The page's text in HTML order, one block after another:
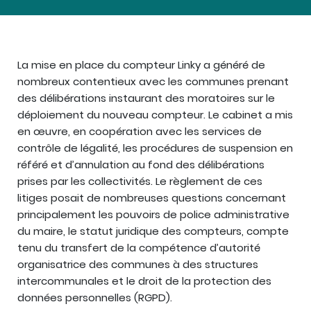
La mise en place du compteur Linky a généré de
nombreux contentieux avec les communes prenant
des délibérations instaurant des moratoires sur le
déploiement du nouveau compteur. Le cabinet a mis
en œuvre, en coopération avec les services de
contrôle de légalité, les procédures de suspension en
référé et d’annulation au fond des délibérations
prises par les collectivités. Le règlement de ces
litiges posait de nombreuses questions concernant
principalement les pouvoirs de police administrative
du maire, le statut juridique des compteurs, compte
tenu du transfert de la compétence d’autorité
organisatrice des communes à des structures
intercommunales et le droit de la protection des
données personnelles (RGPD).